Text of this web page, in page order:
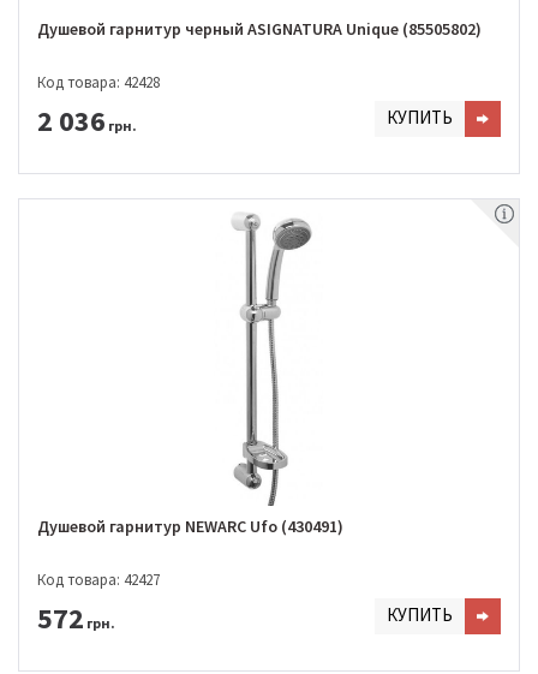
Душевой гарнитур черный ASIGNATURA Unique (85505802)
Код товара: 42428
2 036 грн. КУПИТЬ
Душевой гарнитур NEWARC Ufo (430491)
Код товара: 42427
572 грн. КУПИТЬ